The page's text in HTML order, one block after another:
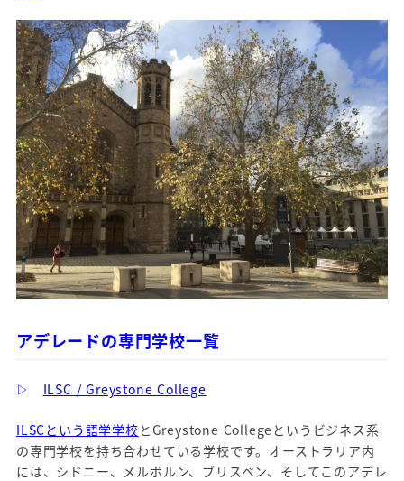
アデレードの専門学校一覧
▷ ILSC / Greystone College
ILSCという語学学校 とGreystone Collegeというビジネス系
の専門学校を持ち合わせている学校です。オーストラリア内
には、シドニー、メルボルン、ブリスベン、そしてこのアデレ